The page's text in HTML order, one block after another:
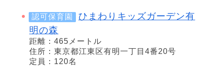
認可保育園
ひまわりキッズガーデン有
明の森
距離：465メートル
住所：東京都江東区有明一丁目4番20号
定員：120名